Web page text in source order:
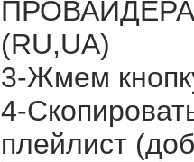
(RU,UA)
3-Жмем
4-
плейлист